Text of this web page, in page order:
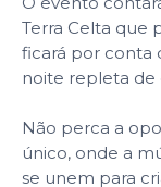
Terra Celta que
ficará por conta
noite repleta de
Não perca a
único, onde a
se unem para